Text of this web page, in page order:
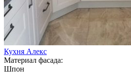
Кухня Алекс
Материал фасада:
Шпон